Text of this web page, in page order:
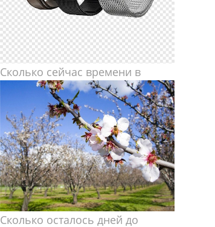
Сколько сейчас времени в
Сколько осталось дней до